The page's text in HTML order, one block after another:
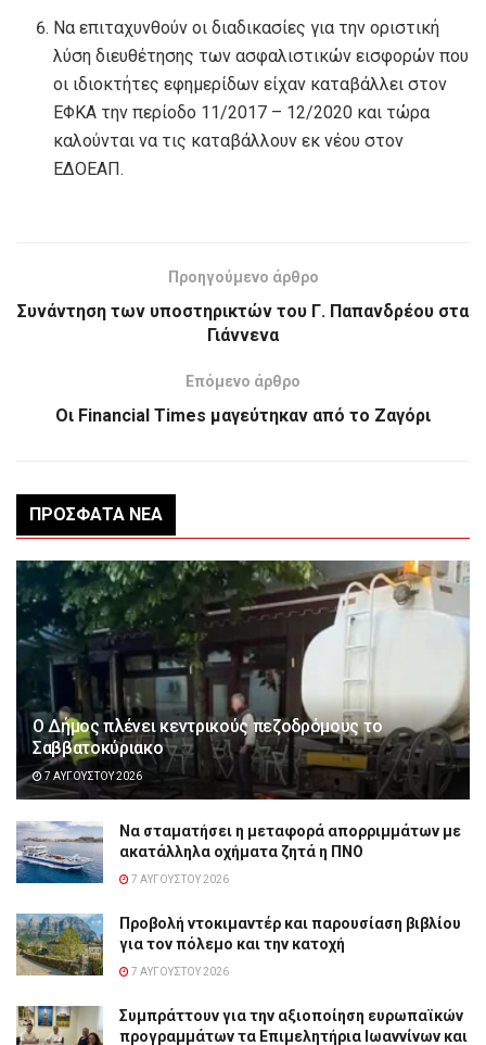
Να επιταχυνθούν οι διαδικασίες για την οριστική
λύση διευθέτησης των ασφαλιστικών εισφορών που
οι ιδιοκτήτες εφημερίδων είχαν καταβάλλει στον
ΕΦΚΑ την περίοδο 11/2017 – 12/2020 και τώρα
καλούνται να τις καταβάλλουν εκ νέου στον
ΕΔΟΕΑΠ.
Προηγούμενο άρθρο
Συνάντηση των υποστηρικτών του Γ. Παπανδρέου στα
Γιάννενα
Επόμενο άρθρο
Οι Financial Times μαγεύτηκαν από το Ζαγόρι
ΠΡΌΣΦΑΤΑ ΝΈΑ
Ο Δήμος πλένει κεντρικούς πεζοδρόμους το
Σαββατοκύριακο
7 ΑΥΓΟΎΣΤΟΥ 2026
Να σταματήσει η μεταφορά απορριμμάτων με
ακατάλληλα οχήματα ζητά η ΠΝΟ
7 ΑΥΓΟΎΣΤΟΥ 2026
Προβολή ντοκιμαντέρ και παρουσίαση βιβλίου
για τον πόλεμο και την κατοχή
7 ΑΥΓΟΎΣΤΟΥ 2026
Συμπράττουν για την αξιοποίηση ευρωπαϊκών
προγραμμάτων τα Επιμελητήρια Ιωαννίνων και